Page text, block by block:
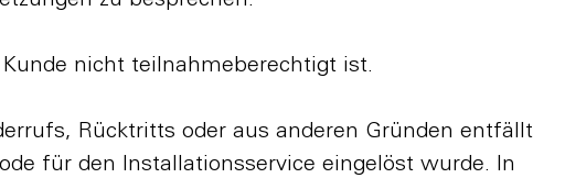
nicht teilnahmeberechtigt ist.
Rücktritts oder aus anderen Gründen entfällt
für den Installationsservice eingelöst wurde. In